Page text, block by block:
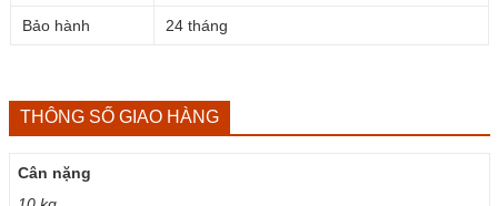
Bảo hành 24 tháng
THÔNG SỐ GIAO HÀNG
Cân nặng